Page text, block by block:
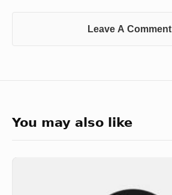
Leave A Comment
You may also like